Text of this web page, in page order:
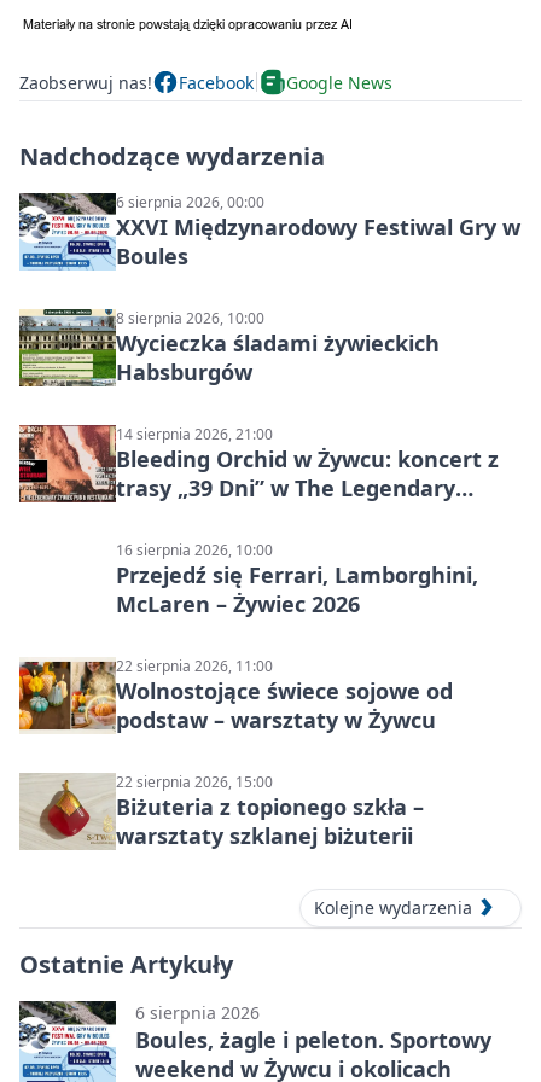
Zaobserwuj nas! Facebook Google News
Nadchodzące wydarzenia
6 sierpnia 2026, 00:00
XXVI Międzynarodowy Festiwal Gry w
Boules
8 sierpnia 2026, 10:00
Wycieczka śladami żywieckich
Habsburgów
14 sierpnia 2026, 21:00
Bleeding Orchid w Żywcu: koncert z
trasy „39 Dni” w The Legendary
16 sierpnia 2026, 10:00
Przejedź się Ferrari, Lamborghini,
McLaren – Żywiec 2026
22 sierpnia 2026, 11:00
Wolnostojące świece sojowe od
podstaw – warsztaty w Żywcu
22 sierpnia 2026, 15:00
Biżuteria z topionego szkła –
warsztaty szklanej biżuterii
Kolejne wydarzenia
Ostatnie Artykuły
6 sierpnia 2026
Boules, żagle i peleton. Sportowy
weekend w Żywcu i okolicach